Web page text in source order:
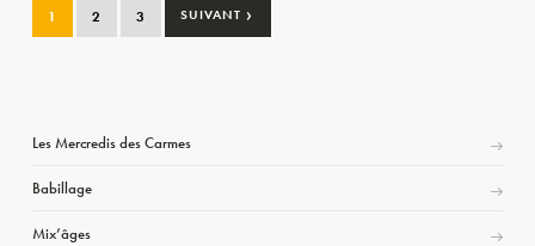
1 2 3 SUIVANT ›
Les Mercredis des Carmes
Babillage
Mix’âges